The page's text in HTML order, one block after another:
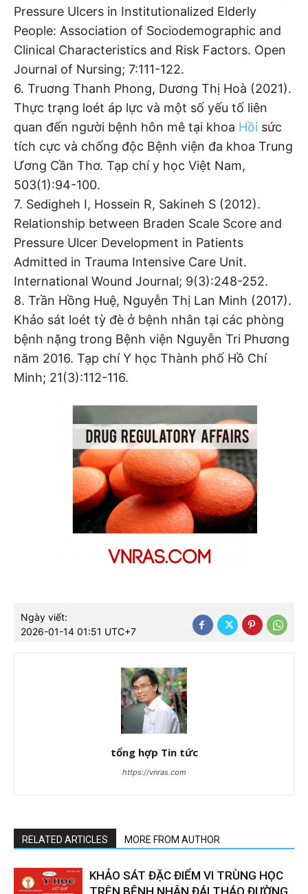
Pressure Ulcers in Institutionalized Elderly
People: Association of Sociodemographic and
Clinical Characteristics and Risk Factors. Open
Journal of Nursing; 7:111-122.
6. Truơng Thanh Phong, Dương Thị Hoà (2021).
Thực trạng loét áp lực và một số yếu tố liên
quan đến người bệnh hôn mê tại khoa Hồi sức
tích cực và chống độc Bệnh viện đa khoa Trung
Ương Cần Thơ. Tạp chí y học Việt Nam,
503(1):94-100.
7. Sedigheh I, Hossein R, Sakineh S (2012).
Relationship between Braden Scale Score and
Pressure Ulcer Development in Patients
Admitted in Trauma Intensive Care Unit.
International Wound Journal; 9(3):248-252.
8. Trần Hồng Huệ, Nguyễn Thị Lan Minh (2017).
Khảo sát loét tỳ đè ở bệnh nhân tại các phòng
bệnh nặng trong Bệnh viện Nguyễn Tri Phương
năm 2016. Tạp chí Y học Thành phố Hồ Chí
Minh; 21(3):112-116.
Ngày viết:
2026-01-14 01:51 UTC+7
tổng hợp Tin tức
https://vnras.com
RELATED ARTICLES MORE FROM AUTHOR
KHẢO SÁT ĐẶC ĐIỂM VI TRÙNG HỌC
TRÊN BỆNH NHÂN ĐÁI THÁO ĐƯỜNG